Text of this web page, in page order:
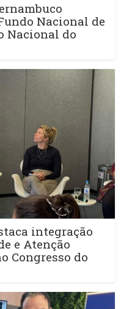
Nacional de
Nacional do
integração
e Atenção
Congresso do